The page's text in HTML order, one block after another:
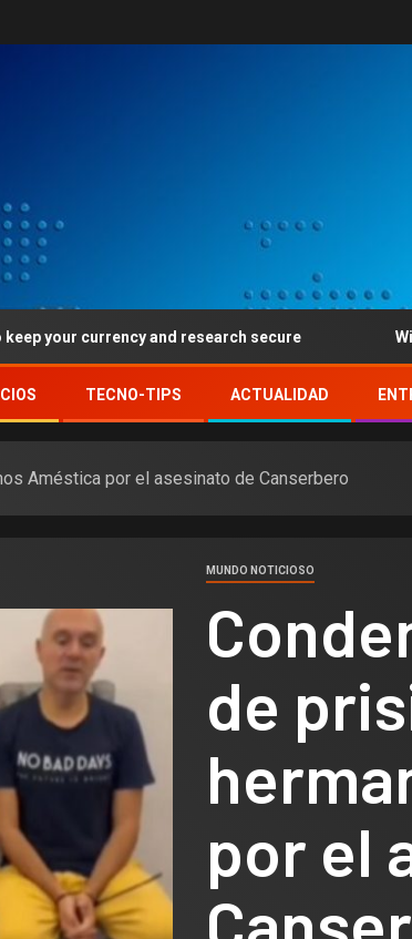
and research secure Winnings
TECNO-TIPS ACTUALIDAD
Améstica por el asesinato de Canserbero
MUNDO NOTICIOSO
de
por el